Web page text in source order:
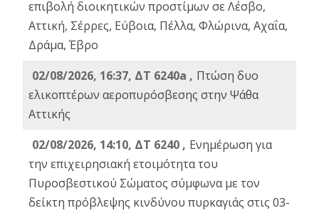
επιβολή διοικητικών προστίμων σε Λέσβο,
Αττική, Σέρρες, Εύβοια, Πέλλα, Φλώρινα, Αχαΐα,
Δράμα, Έβρο
02/08/2026, 16:37, ΔΤ 6240a , Πτώση δυο
ελικοπτέρων αεροπυρόσβεσης στην Ψάθα
Αττικής
02/08/2026, 14:10, ΔΤ 6240 , Ενημέρωση για
την επιχειρησιακή ετοιμότητα του
Πυροσβεστικού Σώματος σύμφωνα με τον
δείκτη πρόβλεψης κινδύνου πυρκαγιάς στις 03-